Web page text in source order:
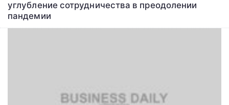
углубление сотрудничества в преодолении
пандемии